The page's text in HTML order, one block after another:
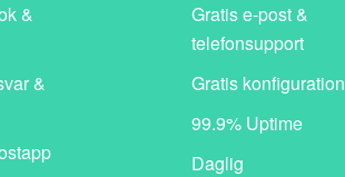
&
&
Gratis e-post &
telefonsupport
Gratis konfiguration
99.9% Uptime
Daglig